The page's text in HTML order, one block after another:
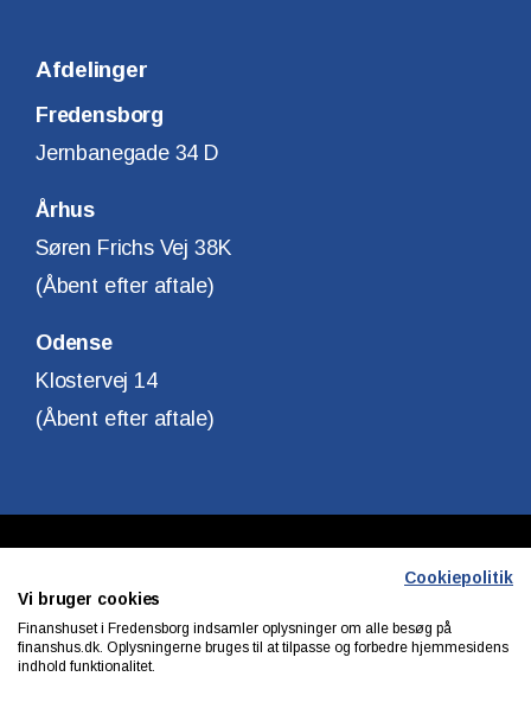
Afdelinger
Fredensborg
Jernbanegade 34 D
Århus
Søren Frichs Vej 38K
(Åbent efter aftale)
Odense
Klostervej 14
(Åbent efter aftale)
CVR. Nr. 10140315
Cookiepolitik
Vi bruger cookies
Finanshuset i Fredensborg indsamler oplysninger om alle besøg på
finanshus.dk. Oplysningerne bruges til at tilpasse og forbedre hjemmesidens
indhold funktionalitet.